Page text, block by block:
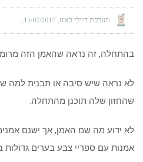
מערכת דיילי באזז 11/07/2017
בהתחלה, זה נראה שהאמן הזה
לא נראה שיש סיבה או תבנית למה
שהחזון שלה תוכנן מהתחלה.
לא ידוע מה שם האמן, אך ישנם
אמנות עם ספריי צבע בערים גדולות